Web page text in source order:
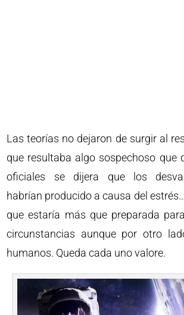
Las teorías no dejaron de surgir al
que resultaba algo sospechoso que
oficiales se dijera que los
habrían producido a causa del
que estaría más que preparada
circunstancias aunque por otro
humanos. Queda cada uno valore.